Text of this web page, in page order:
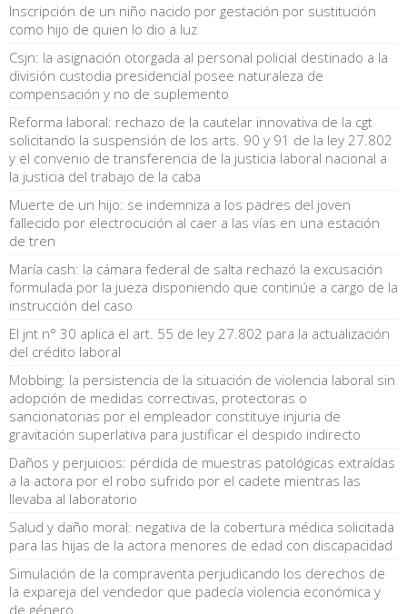
Inscripción de un niño nacido por gestación por sustitución
como hijo de quien lo dio a luz
Csjn: la asignación otorgada al personal policial destinado a la
división custodia presidencial posee naturaleza de
compensación y no de suplemento
Reforma laboral: rechazo de la cautelar innovativa de la cgt
solicitando la suspensión de los arts. 90 y 91 de la ley 27.802
y el convenio de transferencia de la justicia laboral nacional a
la justicia del trabajo de la caba
Muerte de un hijo: se indemniza a los padres del joven
fallecido por electrocución al caer a las vías en una estación
de tren
María cash: la cámara federal de salta rechazó la excusación
formulada por la jueza disponiendo que continúe a cargo de la
instrucción del caso
El jnt n° 30 aplica el art. 55 de ley 27.802 para la actualización
del crédito laboral
Mobbing: la persistencia de la situación de violencia laboral sin
adopción de medidas correctivas, protectoras o
sancionatorias por el empleador constituye injuria de
gravitación superlativa para justificar el despido indirecto
Daños y perjuicios: pérdida de muestras patológicas extraídas
a la actora por el robo sufrido por el cadete mientras las
llevaba al laboratorio
Salud y daño moral: negativa de la cobertura médica solicitada
para las hijas de la actora menores de edad con discapacidad
Simulación de la compraventa perjudicando los derechos de
la expareja del vendedor que padecía violencia económica y
de género